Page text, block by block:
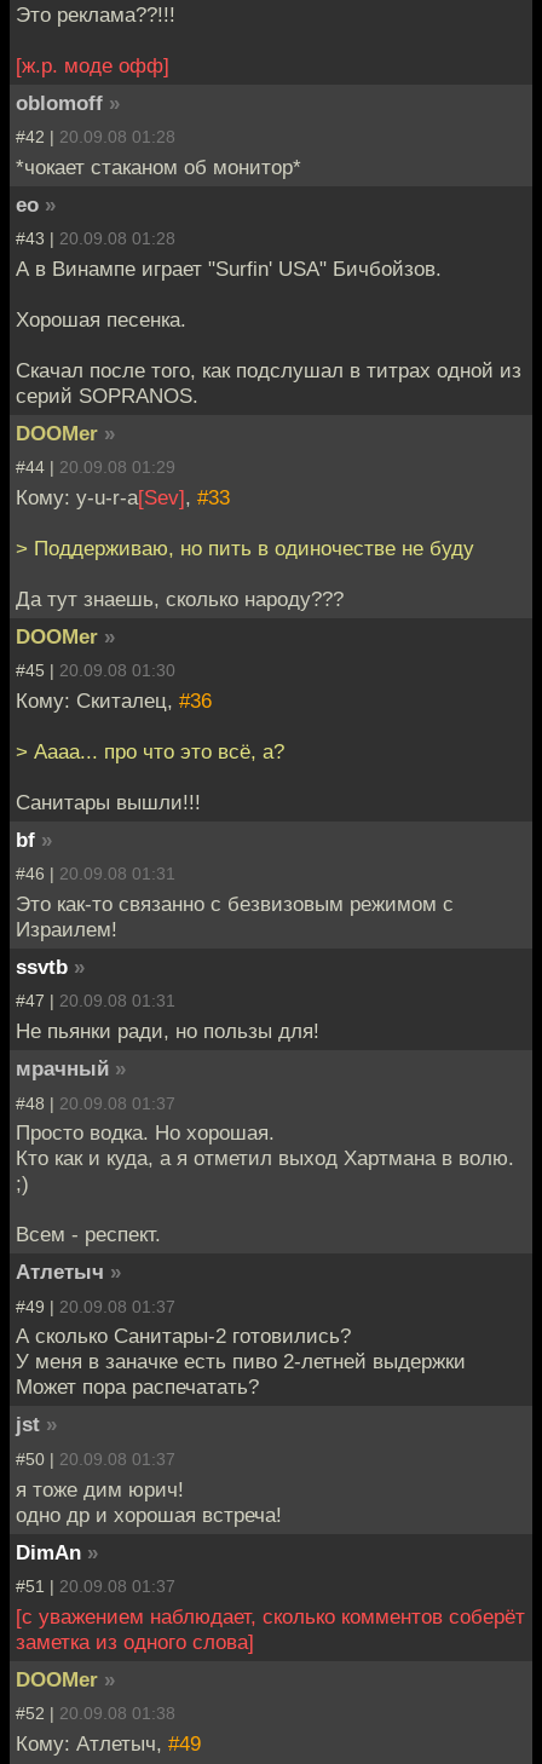
Это реклама??!!!
[ж.р. моде офф]
oblomoff »
#42 | 20.09.08 01:28
*чокает стаканом об монитор*
eo »
#43 | 20.09.08 01:28
А в Винампе играет "Surfin' USA" Бичбойзов.
Хорошая песенка.
Скачал после того, как подслушал в титрах одной из
серий SOPRANOS.
DOOMer »
#44 | 20.09.08 01:29
Кому: y-u-r-a[Sev], #33
> Поддерживаю, но пить в одиночестве не буду
Да тут знаешь, сколько народу???
DOOMer »
#45 | 20.09.08 01:30
Кому: Скиталец, #36
> Аааа... про что это всё, а?
Санитары вышли!!!
bf »
#46 | 20.09.08 01:31
Это как-то связанно с безвизовым режимом с
Израилем!
ssvtb »
#47 | 20.09.08 01:31
Не пьянки ради, но пользы для!
мрачный »
#48 | 20.09.08 01:37
Просто водка. Но хорошая.
Кто как и куда, а я отметил выход Хартмана в волю.
;)
Всем - респект.
Атлетыч »
#49 | 20.09.08 01:37
А сколько Санитары-2 готовились?
У меня в заначке есть пиво 2-летней выдержки
Может пора распечатать?
jst »
#50 | 20.09.08 01:37
я тоже дим юрич!
одно др и хорошая встреча!
DimAn »
#51 | 20.09.08 01:37
[с уважением наблюдает, сколько комментов соберёт
заметка из одного слова]
DOOMer »
#52 | 20.09.08 01:38
Кому: Атлетыч, #49